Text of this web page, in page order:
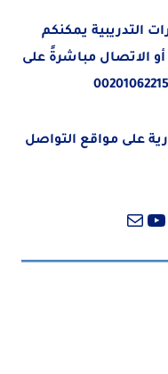
التدريبية يمكنكم
أو الاتصال مباشرةً على
على مواقع التواصل
يوتيوب
بريد